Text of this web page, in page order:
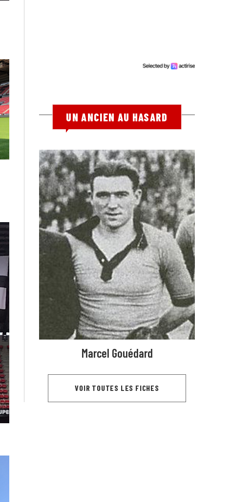
UN ANCIEN AU HASARD
Marcel Gouédard
VOIR TOUTES LES FICHES